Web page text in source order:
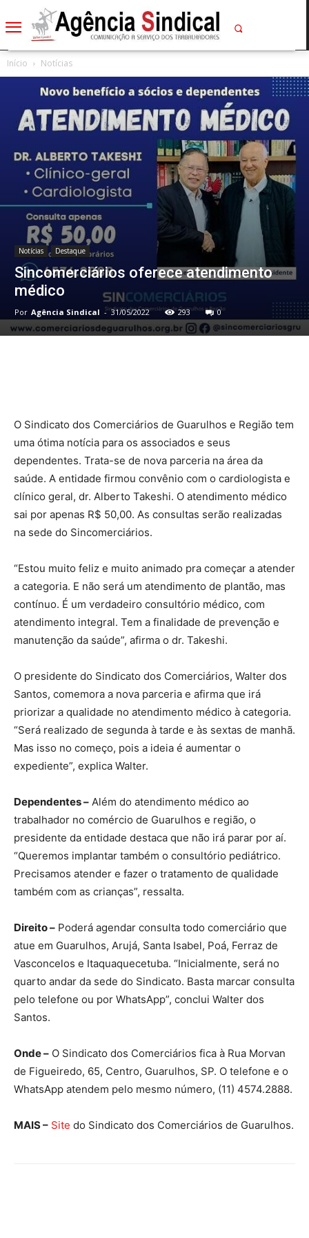
Início Notícias
Notícias Destaque
Sincomerciários oferece atendimento
médico
Por Agência Sindical - 31/05/2022 293 0
O Sindicato dos Comerciários de Guarulhos e Região tem
uma ótima notícia para os associados e seus
dependentes. Trata-se de nova parceria na área da
saúde. A entidade firmou convênio com o cardiologista e
clínico geral, dr. Alberto Takeshi. O atendimento médico
sai por apenas R$ 50,00. As consultas serão realizadas
na sede do Sincomerciários.
“Estou muito feliz e muito animado pra começar a atender
a categoria. E não será um atendimento de plantão, mas
contínuo. É um verdadeiro consultório médico, com
atendimento integral. Tem a finalidade de prevenção e
manutenção da saúde”, afirma o dr. Takeshi.
O presidente do Sindicato dos Comerciários, Walter dos
Santos, comemora a nova parceria e afirma que irá
priorizar a qualidade no atendimento médico à categoria.
“Será realizado de segunda à tarde e às sextas de manhã.
Mas isso no começo, pois a ideia é aumentar o
expediente”, explica Walter.
Dependentes – Além do atendimento médico ao
trabalhador no comércio de Guarulhos e região, o
presidente da entidade destaca que não irá parar por aí.
“Queremos implantar também o consultório pediátrico.
Precisamos atender e fazer o tratamento de qualidade
também com as crianças”, ressalta.
Direito – Poderá agendar consulta todo comerciário que
atue em Guarulhos, Arujá, Santa Isabel, Poá, Ferraz de
Vasconcelos e Itaquaquecetuba. “Inicialmente, será no
quarto andar da sede do Sindicato. Basta marcar consulta
pelo telefone ou por WhatsApp”, conclui Walter dos
Santos.
Onde – O Sindicato dos Comerciários fica à Rua Morvan
de Figueiredo, 65, Centro, Guarulhos, SP. O telefone e o
WhatsApp atendem pelo mesmo número, (11) 4574.2888.
MAIS – Site do Sindicato dos Comerciários de Guarulhos.